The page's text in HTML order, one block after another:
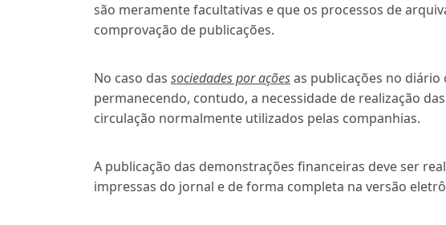
são meramente facultativas e que os processos de
comprovação de publicações.
No caso das sociedades por açõesas publicações no
permanecendo, contudo, a necessidade de realização
circulação normalmente utilizados pelas companhias.
A publicação das demonstrações financeiras deve ser
impressas do jornal e de forma completa na versão